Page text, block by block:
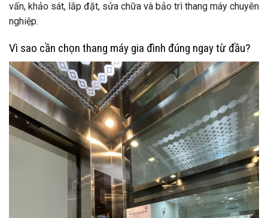
vấn, khảo sát, lắp đặt, sửa chữa và bảo trì thang máy chuyên
nghiệp.
Vì sao cần chọn thang máy gia đình đúng ngay từ đầu?